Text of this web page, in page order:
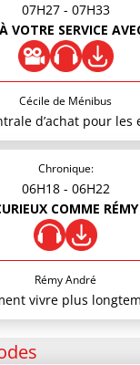
07H27 - 07H33
VOTRE SERVICE
Cécile de Ménibus
d’achat pour les
Chronique:
06H18 - 06H22
COMME RÉMY
Rémy André
vivre plus